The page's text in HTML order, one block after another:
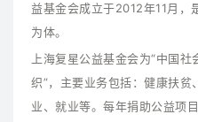
益基金会成立于2012年11月，
为体。
上海复星公益基金会为“中国
织”，主要业务包括：健康扶贫
业、就业等。每年捐助公益项